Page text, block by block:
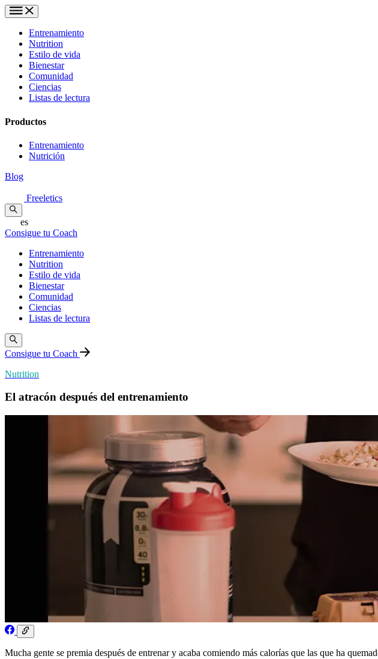
Entrenamiento
Nutrition
Estilo de vida
Bienestar
Comunidad
Ciencias
Listas de lectura
Productos
Entrenamiento
Nutrición
Blog
Freeletics
es
Consigue tu Coach
Entrenamiento
Nutrition
Estilo de vida
Bienestar
Comunidad
Ciencias
Listas de lectura
Consigue tu Coach
Nutrition
El atracón después del entrenamiento
Mucha gente se premia después de entrenar y acaba comiendo más calorías que las que ha